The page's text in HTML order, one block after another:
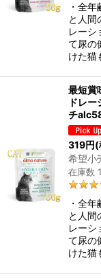
・全
と人間
レーシ
て尿の
けた猫
最短賞
ドレ
チ
319円(
希望小
在庫数
・全
と人間
レーシ
て尿の
けた猫